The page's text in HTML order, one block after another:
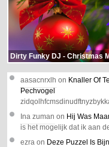
Dirty Funky DJ - Christmas
aasacnrxlh on Knaller Of
Pechvogel
Ina zuman on Hij Was
is het mogelijk dat ik aan
ezra on Deze Puzzel Is